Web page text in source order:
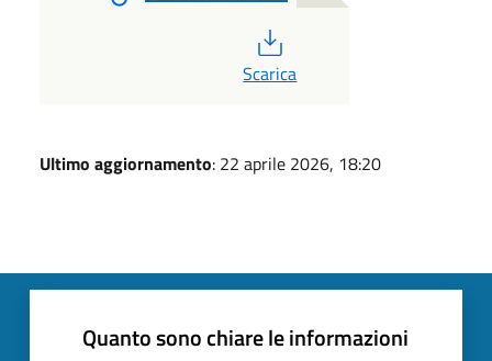
Scarica
Ultimo aggiornamento: 22 aprile 2026, 18:20
Quanto sono chiare le informazioni